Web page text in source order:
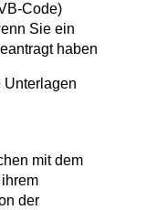
Code)
Sie ein
haben
Unterlagen
mit dem
der